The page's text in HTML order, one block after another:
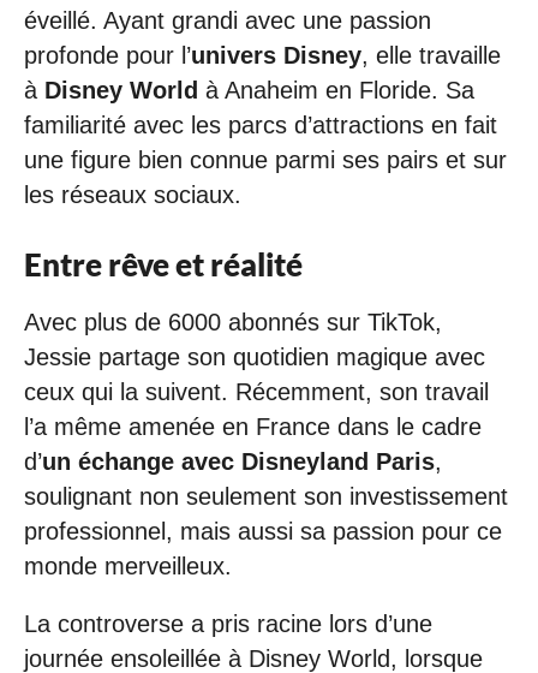
éveillé. Ayant grandi avec une passion
profonde pour l’univers Disney, elle travaille
à Disney World à Anaheim en Floride. Sa
familiarité avec les parcs d’attractions en fait
une figure bien connue parmi ses pairs et sur
les réseaux sociaux.
Entre rêve et réalité
Avec plus de 6000 abonnés sur TikTok,
Jessie partage son quotidien magique avec
ceux qui la suivent. Récemment, son travail
l’a même amenée en France dans le cadre
d’un échange avec Disneyland Paris,
soulignant non seulement son investissement
professionnel, mais aussi sa passion pour ce
monde merveilleux.
La controverse a pris racine lors d’une
journée ensoleillée à Disney World, lorsque